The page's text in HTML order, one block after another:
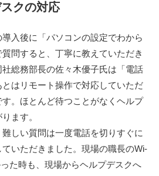
クの対応
入後に「パソコンの設定でわから
問すると、丁寧に教えていただき
総務部長の佐々木優子氏は「電話
はリモート操作で対応していただ
。ほとんど待つことがなくヘルプ
ます。
しい質問は一度電話を切りすぐに
いただきました。現場の職長のWi-
た時も、現場からヘルプデスクへ